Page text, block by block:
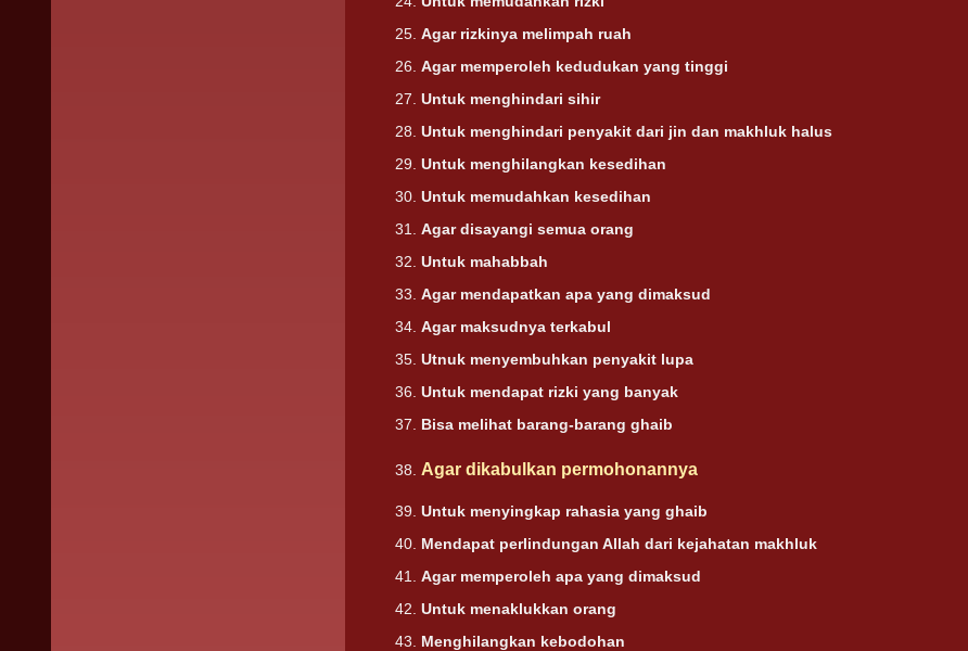
Agar rizkinya melimpah ruah
Agar memperoleh kedudukan yang tinggi
Untuk menghindari sihir
Untuk menghindari penyakit dari jin dan makhluk halus
Untuk menghilangkan kesedihan
Untuk memudahkan kesedihan
Agar disayangi semua orang
Untuk mahabbah
Agar mendapatkan apa yang dimaksud
Agar maksudnya terkabul
Utnuk menyembuhkan penyakit lupa
Untuk mendapat rizki yang banyak
Bisa melihat barang-barang ghaib
Agar dikabulkan permohonannya
Untuk menyingkap rahasia yang ghaib
Mendapat perlindungan Allah dari kejahatan makhluk
Agar memperoleh apa yang dimaksud
Untuk menaklukkan orang
Menghilangkan kebodohan